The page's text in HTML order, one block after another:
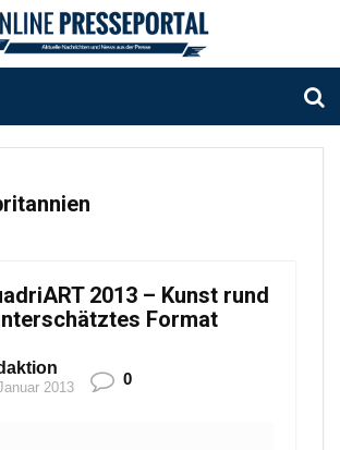
2013 – Kunst rund
Format
2013 0